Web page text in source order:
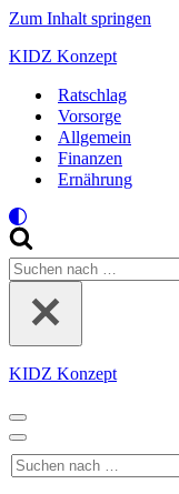
Zum Inhalt springen
KIDZ Konzept
Ratschlag
Vorsorge
Allgemein
Finanzen
Ernährung
Suchen
nach …
KIDZ Konzept
Navigationsmenü
Navigationsmenü
Suchen
nach …